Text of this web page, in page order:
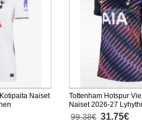
Naiset
Tottenham Hotspur
Naiset 2026-27
99.38€ 31.75€